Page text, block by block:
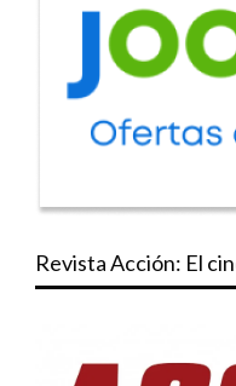
Revista Acción: El